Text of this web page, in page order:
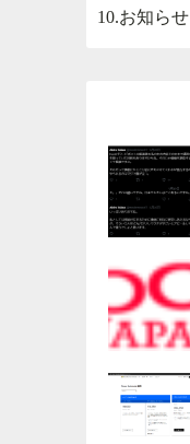
10.お知らせ